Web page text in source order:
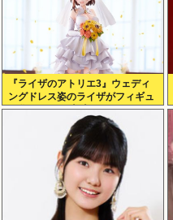
『ライザのアトリエ3』ウェディ
ングドレス姿のライザがフィギュ
ア化キタ───(ﾟ∀ﾟ)───!!!!!